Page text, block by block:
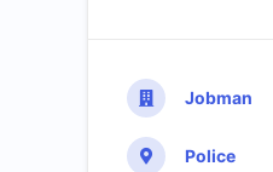
Jobman
Police